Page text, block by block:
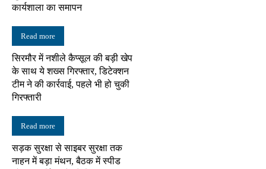
कार्यशाला का समापन
Read more
सिरमौर में नशीले कैप्सूल की बड़ी खेप
के साथ ये शख्स गिरफ्तार, डिटेक्शन
टीम ने की कार्रवाई, पहले भी हो चुकी
गिरफ्तारी
Read more
सड़क सुरक्षा से साइबर सुरक्षा तक
नाहन में बड़ा मंथन, बैठक में स्पीड